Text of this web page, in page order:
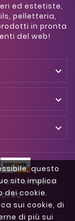
questo
sito implica
dei cookie.
sui cookie, di
di più sui
ed estetiste,
pelletteria,
in pronta
del web!



Di Francesco